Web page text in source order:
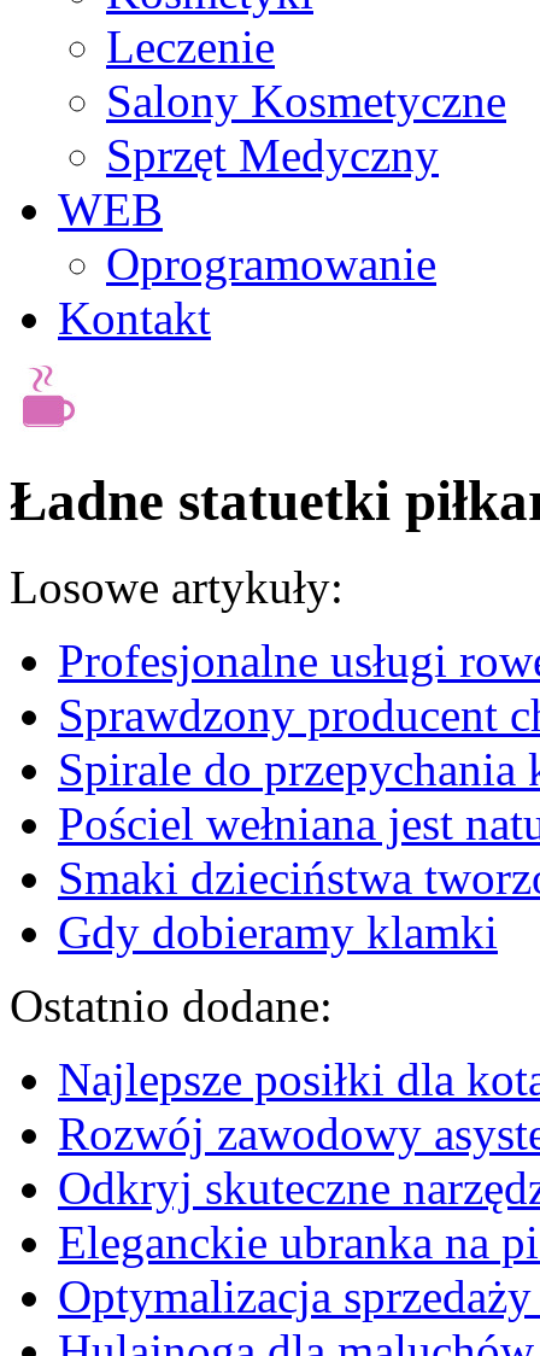
Leczenie
Salony Kosmetyczne
Sprzęt Medyczny
WEB
Oprogramowanie
Kontakt
Ładne statuetki
Losowe artykuły:
Profesjonalne usługi
Sprawdzony producent
Spirale do przepychania
Pościel wełniana jest
Smaki dzieciństwa
Gdy dobieramy klamki
Ostatnio dodane:
Najlepsze posiłki dla
Rozwój zawodowy
Odkryj skuteczne
Eleganckie ubranka na
Optymalizacja